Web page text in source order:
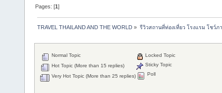
Pages: [1]
TRAVEL THAILAND AND THE WORLD » รีวิวสถานที่ท่องเที่ยว โรงแรม โชว์ภ
Normal Topic
Hot Topic (More than 15 replies)
Very Hot Topic (More than 25 replies)
Locked Topic
Sticky Topic
Poll